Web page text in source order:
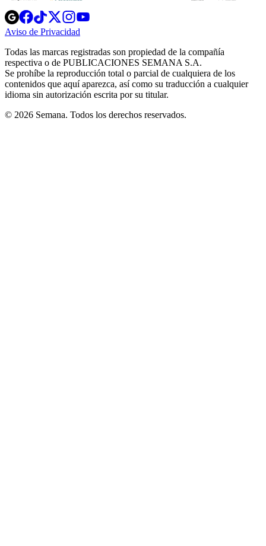
Opens
in
new
Opens
in
new
Opens
in
new
window
Opens
new
windowwindow
Aviso de Privacidad
new
window
Todas las marcas registradas son propiedad de la compañía
respectiva o de PUBLICACIONES SEMANA S.A.
Se prohíbe la reproducción total o parcial de cualquiera de los
contenidos que aquí aparezca, así como su traducción a cualquier
idioma sin autorización escrita por su titular.
© 2026 Semana. Todos los derechos reservados.